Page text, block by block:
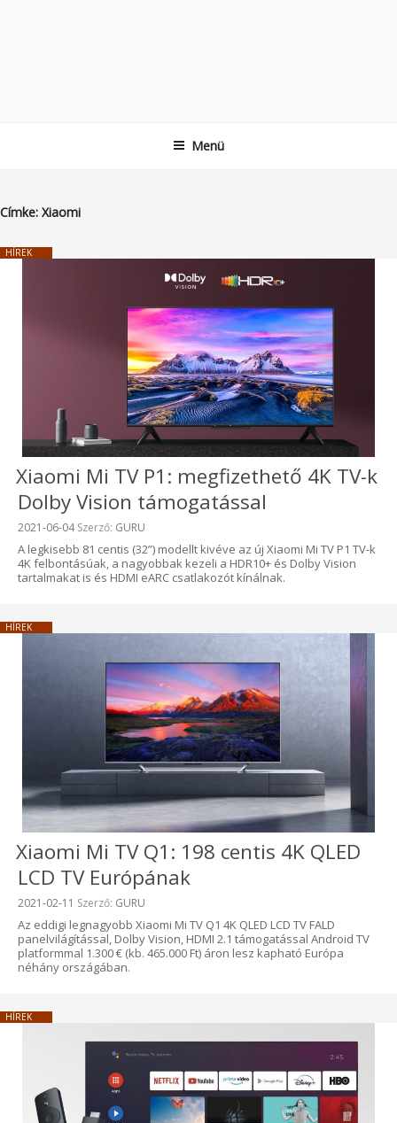
Menü
Címke: Xiaomi
HÍREK
Xiaomi Mi TV P1: megfizethető 4K TV-k
Dolby Vision támogatással
Beküldve:
2021-06-04Szerző: GURU
A legkisebb 81 centis (32”) modellt kivéve az új Xiaomi Mi TV P1 TV-k
4K felbontásúak, a nagyobbak kezeli a HDR10+ és Dolby Vision
tartalmakat is és HDMI eARC csatlakozót kínálnak.
HÍREK
Xiaomi Mi TV Q1: 198 centis 4K QLED
LCD TV Európának
Beküldve:
2021-02-11 Szerző: GURU
Az eddigi legnagyobb Xiaomi Mi TV Q1 4K QLED LCD TV FALD
panelvilágítással, Dolby Vision, HDMI 2.1 támogatással Android TV
platformmal 1.300 € (kb. 465.000 Ft) áron lesz kapható Európa
néhány országában.
HÍREK